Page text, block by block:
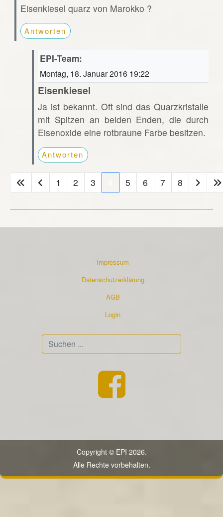
Eisenkiesel quarz von Marokko ?
Antworten
EPI-Team:
Montag, 18. Januar 2016 19:22
Eisenkiesel
Ja ist bekannt. Oft sind das Quarzkristalle
mit Spitzen an beiden Enden, die durch
Eisenoxide eine rotbraune Farbe besitzen.
Antworten
1 2 3 5 6 7 8
Impressum
Datenschutzerklärung
AGB
Login
Copyright © EPI 2026.
Alle Rechte vorbehalten.